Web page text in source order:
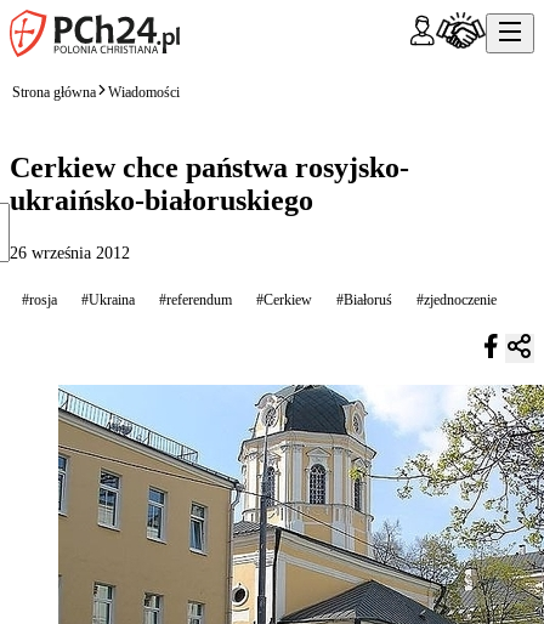
Strona główna Wiadomości
Cerkiew chce państwa rosyjsko-
ukraińsko-białoruskiego
26 września 2012
#rosja #Ukraina #referendum #Cerkiew #Białoruś #zjednoczenie